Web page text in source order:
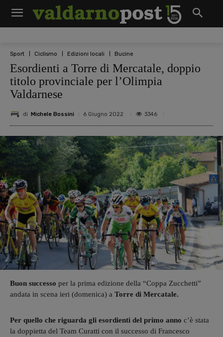
Sport Ciclismo Edizioni locali Bucine
Esordienti a Torre di Mercatale, doppio
titolo provinciale per l’Olimpia
Valdarnese
di Michele Bossini 6 Giugno 2022 3346
Buon successo per la prima edizione della “Coppa Zucchetti”
andata in scena ieri (domenica) a Torre di Mercatale.
Per quello che riguarda gli esordienti del primo anno c’è stata
la doppietta del Team Curatti con il successo di Francesco